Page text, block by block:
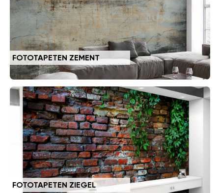
FOTOTAPETEN ZEMENT
FOTOTAPETEN ZIEGEL